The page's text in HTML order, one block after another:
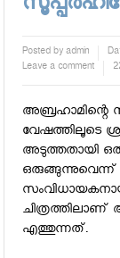
Posted byadmin
Leave a comment
അബ്രഹാമിന്റെ
വേഷത്തിലൂടെ
അടുത്തതായി
എത്തുന്നത്.